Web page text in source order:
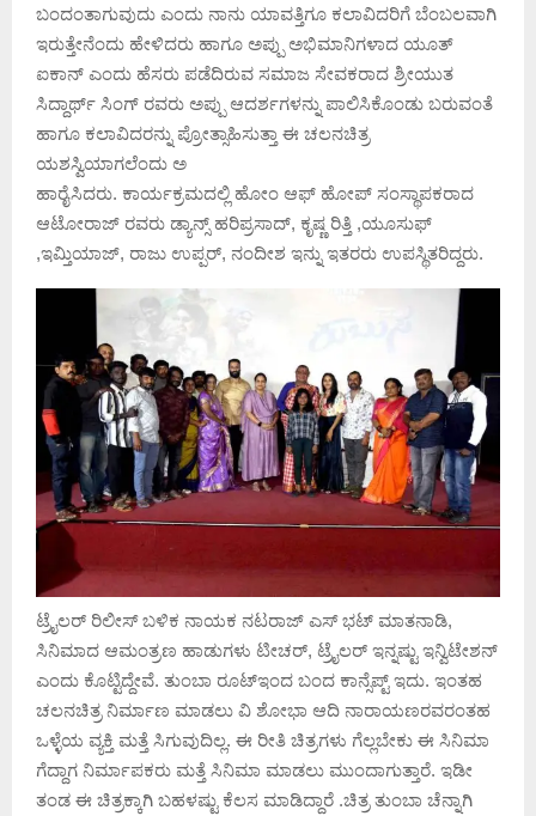
ಬಂದಂತಾಗುವುದು ಎಂದು ನಾನು ಯಾವತ್ತಿಗೂ ಕಲಾವಿದರಿಗೆ ಬೆಂಬಲವಾಗಿ
ಇರುತ್ತೇನೆಂದು ಹೇಳಿದರು ಹಾಗೂ ಅಪ್ಪು ಅಭಿಮಾನಿಗಳಾದ ಯೂತ್
ಐಕಾನ್ ಎಂದು ಹೆಸರು ಪಡೆದಿರುವ ಸಮಾಜ ಸೇವಕರಾದ ಶ್ರೀಯುತ
ಸಿದ್ದಾರ್ಥ್ ಸಿಂಗ್ ರವರು ಅಪ್ಪು ಆದರ್ಶಗಳನ್ನು ಪಾಲಿಸಿಕೊಂಡು ಬರುವಂತೆ
ಹಾಗೂ ಕಲಾವಿದರನ್ನು ಪ್ರೋತ್ಸಾಹಿಸುತ್ತಾ ಈ ಚಲನಚಿತ್ರ
ಯಶಸ್ವಿಯಾಗಲೆಂದು ಅ
ಹಾರೈಸಿದರು. ಕಾರ್ಯಕ್ರಮದಲ್ಲಿ ಹೋಂ ಆಫ್ ಹೋಪ್ ಸಂಸ್ಥಾಪಕರಾದ
ಆಟೋರಾಜ್ ರವರು ಡ್ಯಾನ್ಸ್ ಹರಿಪ್ರಸಾದ್, ಕೃಷ್ಣ ರಿತ್ತಿ ,ಯೂಸುಫ್
,ಇಮ್ತಿಯಾಜ್, ರಾಜು ಉಪ್ಪರ್, ನಂದೀಶ ಇನ್ನು ಇತರರು ಉಪಸ್ಥಿತರಿದ್ದರು.
ಟ್ರೈಲರ್ ರಿಲೀಸ್ ಬಳಿಕ ನಾಯಕ ನಟರಾಜ್ ಎಸ್ ಭಟ್ ಮಾತನಾಡಿ,
ಸಿನಿಮಾದ ಆಮಂತ್ರಣ ಹಾಡುಗಳು ಟೀಚರ್, ಟ್ರೈಲರ್ ಇನ್ನಷ್ಟು ಇನ್ವಿಟೇಶನ್
ಎಂದು ಕೊಟ್ಟಿದ್ದೇವೆ. ತುಂಬಾ ರೂಟ್ಇಂದ ಬಂದ ಕಾನ್ಸೆಪ್ಟ್ ಇದು. ಇಂತಹ
ಚಲನಚಿತ್ರ ನಿರ್ಮಾಣ ಮಾಡಲು ವಿ ಶೋಭಾ ಆದಿ ನಾರಾಯಣರವರಂತಹ
ಒಳ್ಳೆಯ ವ್ಯಕ್ತಿ ಮತ್ತೆ ಸಿಗುವುದಿಲ್ಲ. ಈ ರೀತಿ ಚಿತ್ರಗಳು ಗೆಲ್ಲಬೇಕು ಈ ಸಿನಿಮಾ
ಗೆದ್ದಾಗ ನಿರ್ಮಾಪಕರು ಮತ್ತೆ ಸಿನಿಮಾ ಮಾಡಲು ಮುಂದಾಗುತ್ತಾರೆ. ಇಡೀ
ತಂಡ ಈ ಚಿತ್ರಕ್ಕಾಗಿ ಬಹಳಷ್ಟು ಕೆಲಸ ಮಾಡಿದ್ದಾರೆ .ಚಿತ್ರ ತುಂಬಾ ಚೆನ್ನಾಗಿ